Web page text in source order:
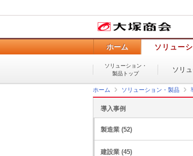
ホーム ソリュー
ソリューション・
製品トップ
ソリ
ホーム ソリューション・製品
導入事例
製造業 (52)
建設業 (45)